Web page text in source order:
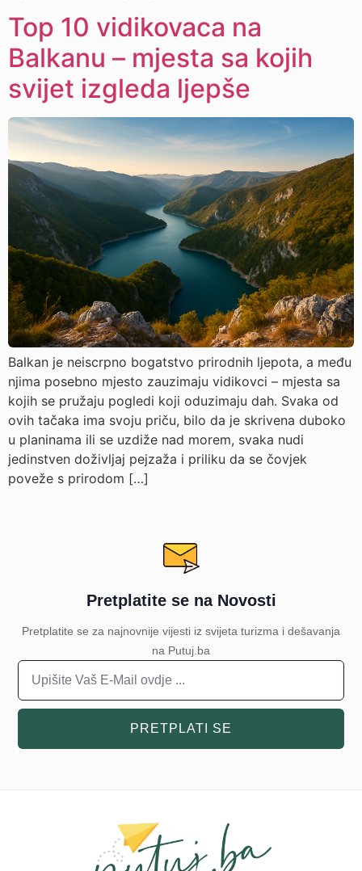
Top 10 vidikovaca na
Balkanu – mjesta sa kojih
svijet izgleda ljepše
Balkan je neiscrpno bogatstvo prirodnih ljepota, a među
njima posebno mjesto zauzimaju vidikovci – mjesta sa
kojih se pružaju pogledi koji oduzimaju dah. Svaka od
ovih tačaka ima svoju priču, bilo da je skrivena duboko
u planinama ili se uzdiže nad morem, svaka nudi
jedinstven doživljaj pejzaža i priliku da se čovjek
poveže s prirodom […]
Pretplatite se na Novosti
Pretplatite se za najnovnije vijesti iz svijeta turizma i dešavanja
na Putuj.ba
PRETPLATI SE